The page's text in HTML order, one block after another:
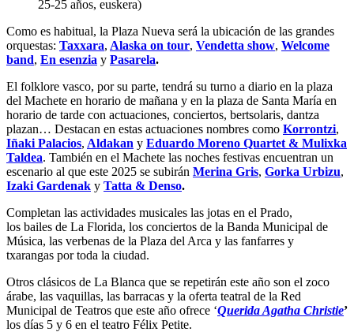
25-25 años, euskera)
Como es habitual, la Plaza Nueva será la ubicación de las grandes
orquestas: Taxxara, Alaska on tour, Vendetta show, Welcome
band, En esenzia y Pasarela.
El folklore vasco, por su parte, tendrá su turno a diario en la plaza
del Machete en horario de mañana y en la plaza de Santa María en
horario de tarde con actuaciones, conciertos, bertsolaris, dantza
plazan… Destacan en estas actuaciones nombres como Korrontzi,
Iñaki Palacios, Aldakan y Eduardo Moreno Quartet & Mulixka
Taldea. También en el Machete las noches festivas encuentran un
escenario al que este 2025 se subirán Merina Gris, Gorka Urbizu,
Izaki Gardenak y Tatta & Denso.
Completan las actividades musicales las jotas en el Prado,
los bailes de La Florida, los conciertos de la Banda Municipal de
Música, las verbenas de la Plaza del Arca y las fanfarres y
txarangas por toda la ciudad.
Otros clásicos de La Blanca que se repetirán este año son el zoco
árabe, las vaquillas, las barracas y la oferta teatral de la Red
Municipal de Teatros que este año ofrece ‘Querida Agatha Christie’
los días 5 y 6 en el teatro Félix Petite.